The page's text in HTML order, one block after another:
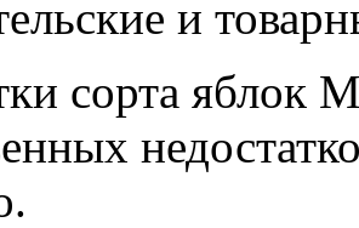
и
сорта яблок